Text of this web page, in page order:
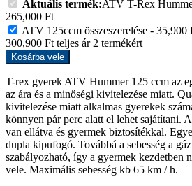
Aktuális termék:ATV T-Rex
265,000 Ft
ATV 125ccm összeszerelése - 35,900
300,900 Ft teljes ár 2 termékért
Kosárba vele
T-rex gyerek ATV Hummer 125 ccm az
az ára és a minőségi kivitelezése miatt.
kivitelezése miatt alkalmas gyerekek
könnyen pár perc alatt el lehet sajátítani.
van ellátva és gyermek biztosítékkal.
dupla kipufogó. Továbbá a sebesség a
szabályozható, így a gyermek kezdetben
vele. Maximális sebesség kb 65 km / h.